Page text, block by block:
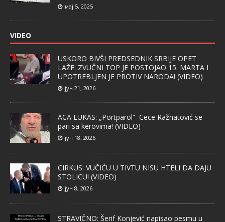
мај 5, 2025
VIDEO
USKORO BIVŠI PREDSEDNIK SRBIJE OPET
LAŽE: ZVUČNI TOP JE POSTOJAO 15. MARTA I
UPOTREBLJEN JE PROTIV NARODA! (VIDEO)
јун 21, 2026
ACA LUKAS: „Portparol“ Cece Ražnatović se
pari sa kerovima! (VIDEO)
јун 18, 2026
CIRKUS: VUČIĆU U TIVTU NISU HTELI DA DAJU
STOLICU! (VIDEO)
јун 8, 2026
STRAVIČNO: Šerif Konjević napisao pesmu u